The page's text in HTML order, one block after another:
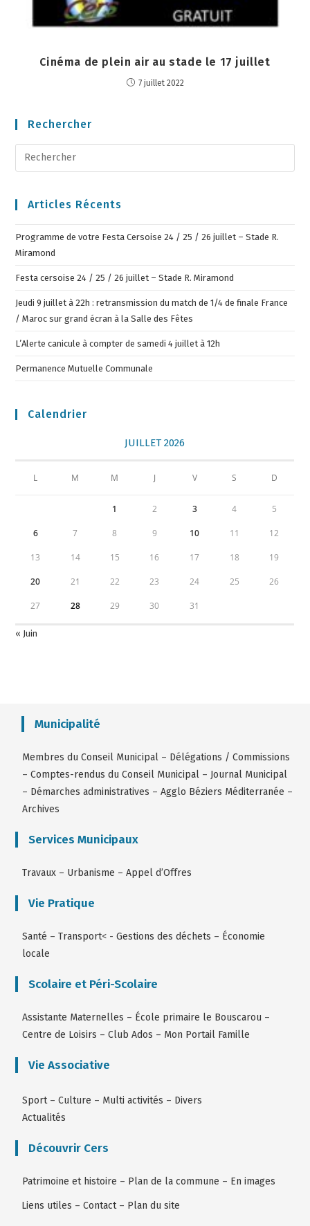
Cinéma de plein air au stade le 17 juillet
7 juillet 2022
Rechercher
Articles Récents
Programme de votre Festa Cersoise 24 / 25 / 26 juillet – Stade R.
Miramond
Festa cersoise 24 / 25 / 26 juillet – Stade R. Miramond
Jeudi 9 juillet à 22h : retransmission du match de 1/4 de finale France
/ Maroc sur grand écran à la Salle des Fêtes
L’Alerte canicule à compter de samedi 4 juillet à 12h
Permanence Mutuelle Communale
Calendrier
JUILLET 2026
L M M J V S D
1 2 3 4 5
6 7 8 9 10 11 12
13 14 15 16 17 18 19
20 21 22 23 24 25 26
27 28 29 30 31
« Juin
Municipalité
Membres du Conseil Municipal – Délégations / Commissions
–Comptes-rendus du Conseil Municipal – Journal Municipal
– Démarches administratives –Agglo Béziers Méditerranée –
Archives
Services Municipaux
Travaux – Urbanisme –Appel d’Offres
Vie Pratique
Santé –Transport< -Gestions des déchets – Économie
locale
Scolaire et Péri-Scolaire
Assistante Maternelles – École primaire le Bouscarou –
Centre de Loisirs –Club Ados – Mon Portail Famille
Vie Associative
Sport –Culture – Multi activités – Divers
Actualités
Découvrir Cers
Patrimoine et histoire – Plan de la commune – En images
Liens utiles –Contact– Plan du site